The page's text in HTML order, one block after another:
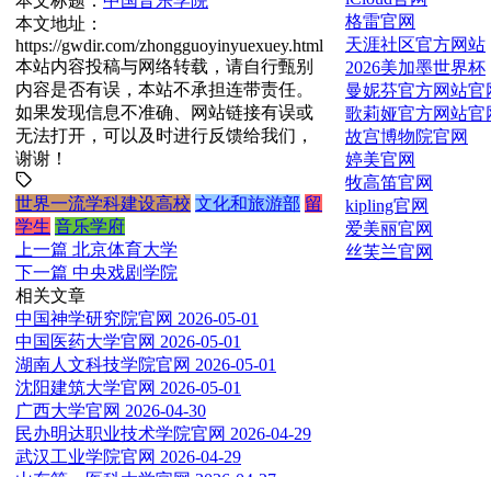
本文地址：
https://gwdir.com/zhongguoyinyuexuey.html
本站内容投稿与网络转载，请自行甄别
内容是否有误，本站不承担连带责任。
如果发现信息不准确、网站链接有误或
无法打开，可以及时进行反馈给我们，
谢谢！
世界一流学科建设高校 文化和旅游部 留
学生 音乐学府
上一篇 北京体育大学
下一篇 中央戏剧学院
相关文章
中国神学研究院官网 2026-05-01
中国医药大学官网 2026-05-01
湖南人文科技学院官网 2026-05-01
沈阳建筑大学官网 2026-05-01
广西大学官网 2026-04-30
民办明达职业技术学院官网 2026-04-29
武汉工业学院官网 2026-04-29
格雷官网
天涯社区官方网站
2026美加墨世界杯
曼妮芬官方网站官
歌莉娅官方网站官
故宫博物院官网
婷美官网
牧高笛官网
kipling官网
爱美丽官网
丝芙兰官网